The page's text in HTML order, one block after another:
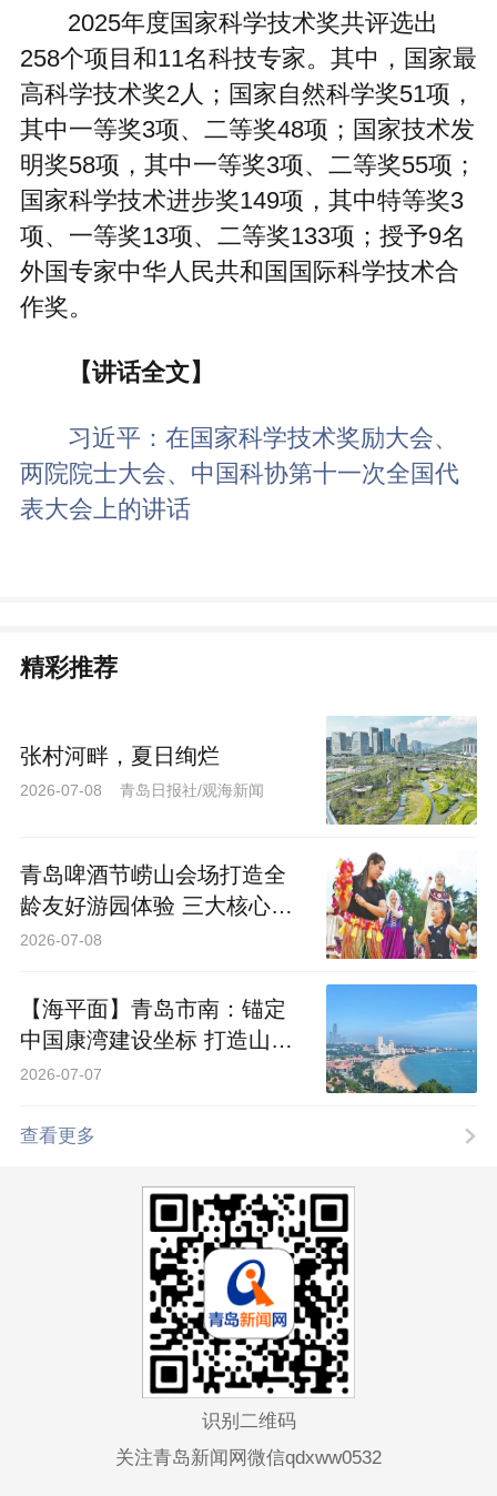
2025年度国家科学技术奖共评选出
258个项目和11名科技专家。其中，国家最
高科学技术奖2人；国家自然科学奖51项，
其中一等奖3项、二等奖48项；国家技术发
明奖58项，其中一等奖3项、二等奖55项；
国家科学技术进步奖149项，其中特等奖3
项、一等奖13项、二等奖133项；授予9名
外国专家中华人民共和国国际科学技术合
作奖。
【讲话全文】
习近平：在国家科学技术奖励大会、
两院院士大会、中国科协第十一次全国代
表大会上的讲话
精彩推荐
张村河畔，夏日绚烂
2026-07-08 青岛日报社/观海新闻
青岛啤酒节崂山会场打造全
龄友好游园体验 三大核心乐
园喊你来“嗨啤”
2026-07-08
【海平面】青岛市南：锚定
中国康湾建设坐标 打造山海
共生的康养样板
2026-07-07
查看更多
识别二维码
关注青岛新闻网微信qdxww0532